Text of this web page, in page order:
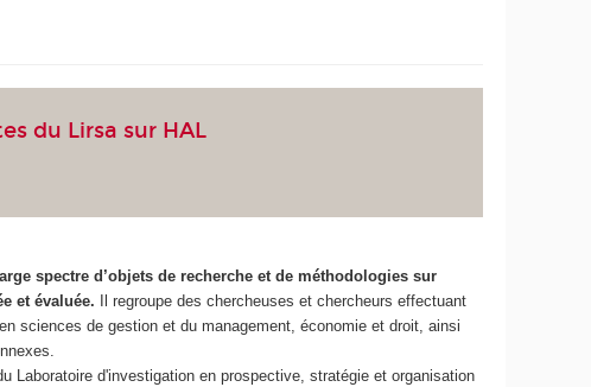
du Lirsa sur HAL
spectre d’objets de recherche et de méthodologies sur
et évaluée.
Il regroupe des chercheuses et chercheurs effectuant
sciences de gestion et du management, économie et droit, ainsi
Laboratoire d'investigation en prospective, stratégie et organisation